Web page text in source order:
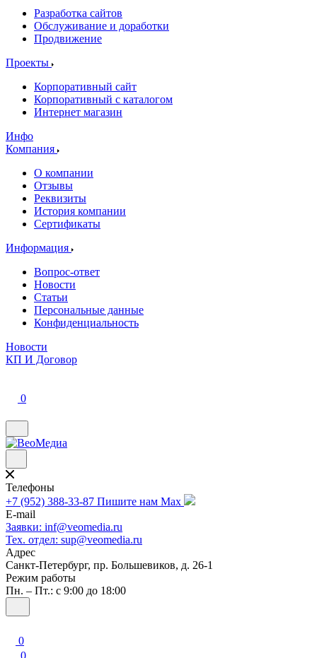
Разработка сайтов
Обслуживание и доработки
Продвижение
Проекты
Корпоративный сайт
Корпоративный с каталогом
Интернет магазин
Инфо
Компания
О компании
Отзывы
Реквизиты
История компании
Сертификаты
Информация
Вопрос-ответ
Новости
Статьи
Персональные данные
Конфиденциальность
Новости
КП И Договор
0
Телефоны
+7 (952) 388-33-87 Пишите нам Max
E-mail
Заявки: inf@veomedia.ru
Тех. отдел: sup@veomedia.ru
Адрес
Санкт-Петербург, пр. Большевиков, д. 26-1
Режим работы
Пн. – Пт.: с 9:00 до 18:00
0
0